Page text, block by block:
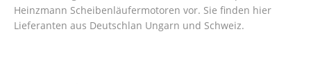
Heinzmann Scheibenläufermotoren vor. Sie finden hier
Lieferanten aus Deutschlan Ungarn und Schweiz.